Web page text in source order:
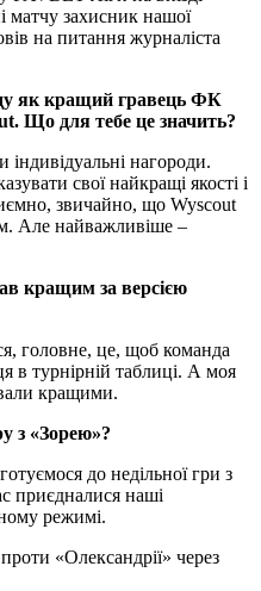
матчу захисник нашої
на питання журналіста
як кращий гравець ФК
Що для тебе це значить?
нагороди.
свої найкращі якості і
звичайно, що Wyscout
Але найважливіше –
кращим за версією
головне, це, щоб команда
в турнірній таблиці. А моя
кращими.
з «Зорею»?
до недільної гри з
приєдналися наші
режимі.
«Олександрії» через